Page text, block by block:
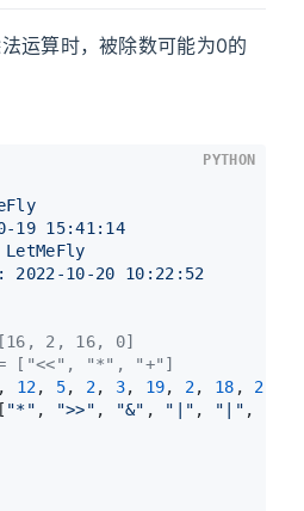
运算时，被除数可能为0的
19 15:41:14
2022-10-20 10:22:52
[16, 2, 16, 0]
["<<", "*", "+"]
12, 5, 2, 3, 19, 2, 18 , 2
"*" , ">>" , "&" , "|" , "|" ,
PYTHON